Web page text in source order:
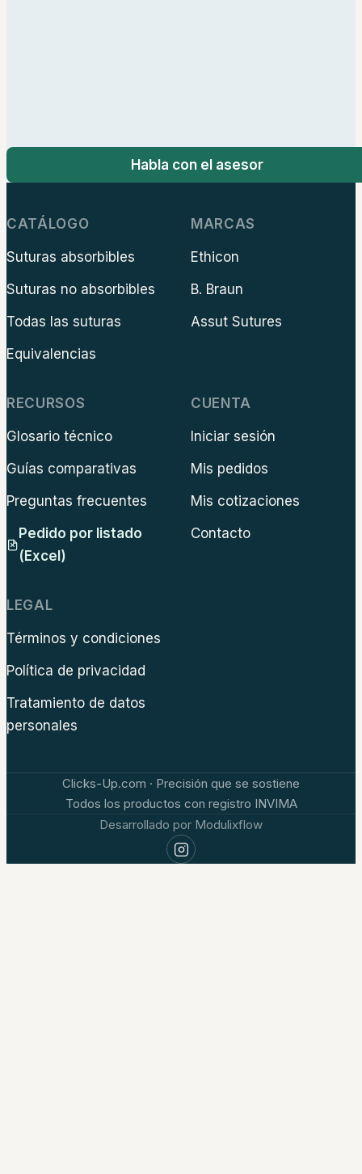
Habla con el asesor
CATÁLOGO
Suturas absorbibles
Suturas no absorbibles
Todas las suturas
Equivalencias
MARCAS
Ethicon
B. Braun
Assut Sutures
RECURSOS
Glosario técnico
Guías comparativas
Preguntas frecuentes
Pedido por listado
(Excel)
CUENTA
Iniciar sesión
Mis pedidos
Mis cotizaciones
Contacto
LEGAL
Términos y condiciones
Política de privacidad
Tratamiento de datos
personales
Clicks-Up.com · Precisión que se sostiene
Todos los productos con registro INVIMA
Desarrollado por Modulixflow